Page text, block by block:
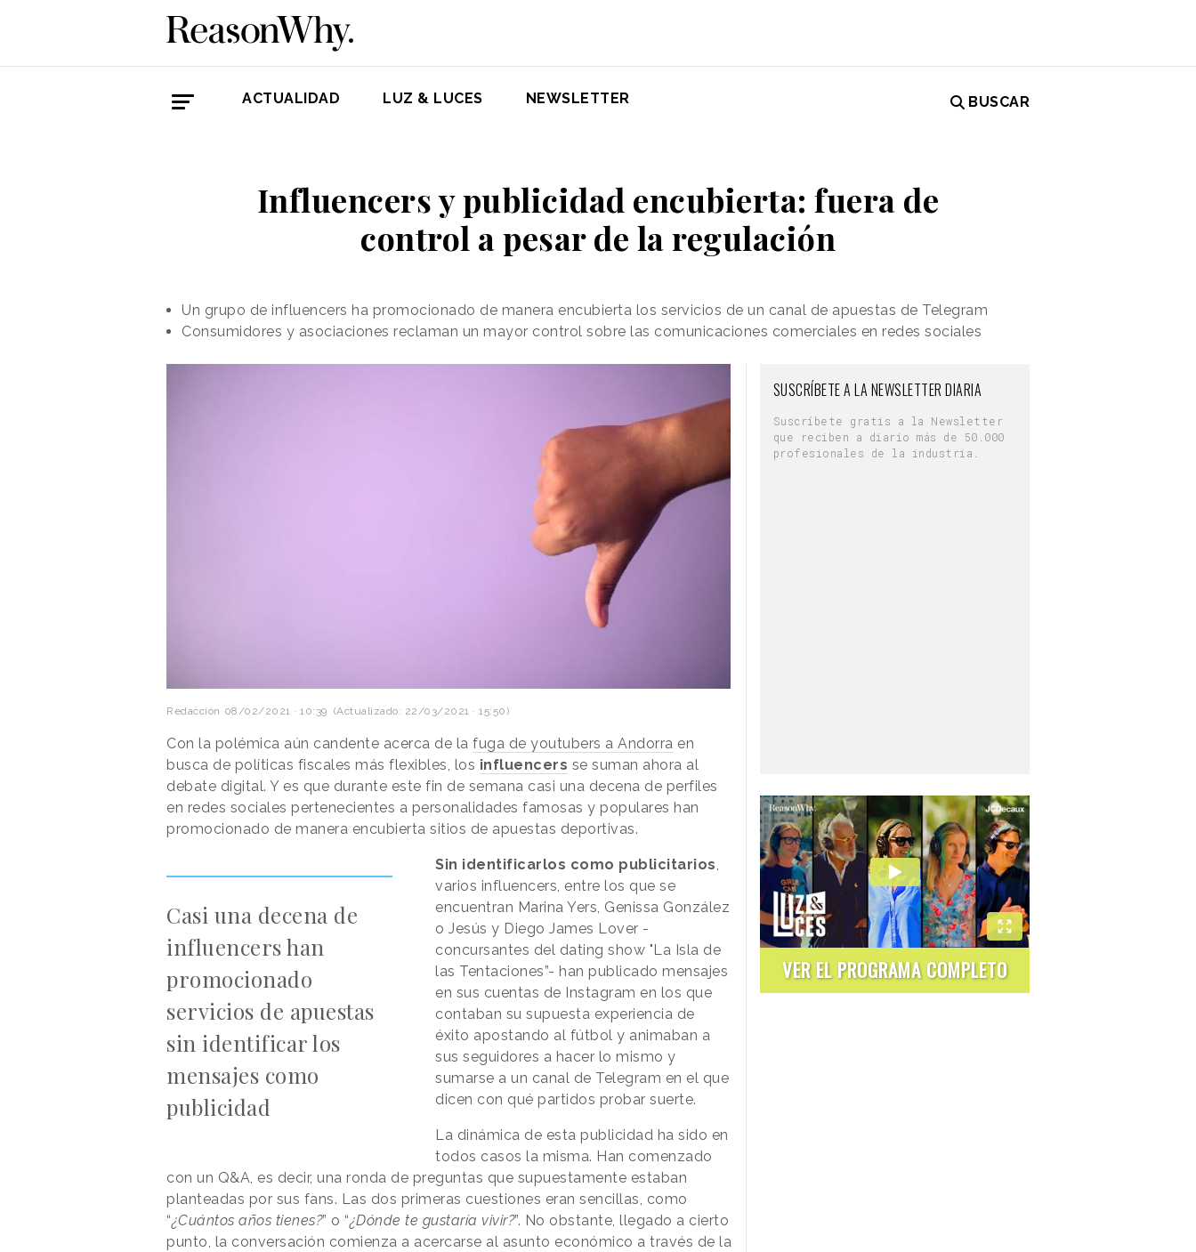
ACTUALIDAD LUZ & LUCES NEWSLETTER BUSCAR
Influencers y publicidad encubierta: fuera de
control a pesar de la regulación
Un grupo de influencers ha promocionado de manera encubierta los servicios de un canal de apuestas de Telegram
Consumidores y asociaciones reclaman un mayor control sobre las comunicaciones comerciales en redes sociales
Redacción 08/02/2021 · 10:39 (Actualizado: 22/03/2021 · 15:50)
Con la polémica aún candente acerca de la fuga de youtubers a Andorra en
busca de políticas fiscales más flexibles, los influencers se suman ahora al
debate digital. Y es que durante este fin de semana casi una decena de perfiles
en redes sociales pertenecientes a personalidades famosas y populares han
promocionado de manera encubierta sitios de apuestas deportivas.
Casi una decena de
influencers han
promocionado
servicios de apuestas
sin identificar los
mensajes como
publicidad
Sin identificarlos como publicitarios
varios influencers, entre los que se
encuentran Marina Yers, Genissa González
o Jesús y Diego James Lover -
concursantes del dating show "La Isla de
las Tentaciones”- han publicado mensajes
en sus cuentas de Instagram en los que
contaban su supuesta experiencia de
éxito apostando al fútbol y animaban a
sus seguidores a hacer lo mismo y
sumarse a un canal de Telegram en el que
dicen con qué partidos probar suerte.
La dinámica de esta publicidad ha sido en
todos casos la misma. Han comenzado
con un Q&A, es decir, una ronda de preguntas que supuestamente estaban
planteadas por sus fans. Las dos primeras cuestiones eran sencillas, como
“¿Cuántos años tienes?” o “¿Dónde te gustaría vivir?”. No obstante, llegado a cierto
punto, la conversación comienza a acercarse al asunto económico a través de la
SUSCRÍBETE A LA NEWSLETTER DIARIA
Suscríbete gratis a la Newsletter
que reciben a diario más de 50.000
profesionales de la industria.
VER EL PROGRAMA COMPLETO